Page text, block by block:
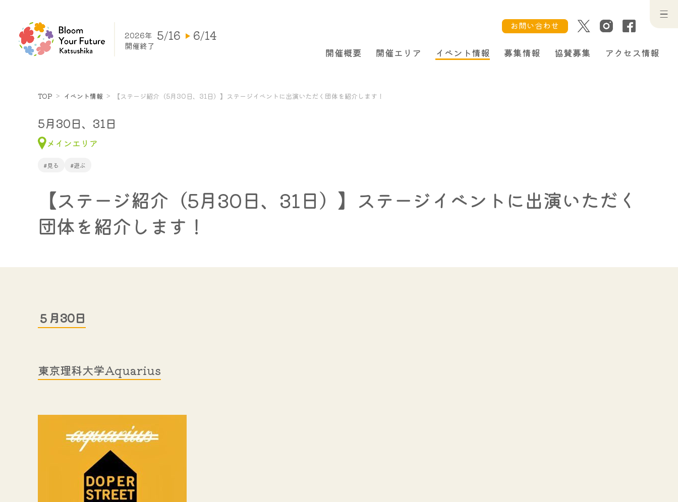
2026年 5/16 6/14
開催終了
お問い合わせ
開催概要 開催エリア イベント情報 募集情報 協賛募集 アクセス情報
TOP イベント情報 【ステージ紹介（5月30日、31日）】ステージイベントに出演いただく団体を紹介します！
5月30日、31日
メインエリア
#見る #遊ぶ
【ステージ紹介（5月30日、31日）】ステージイベントに出演いただく
団体を紹介します！
５月30日
東京理科大学Aquarius